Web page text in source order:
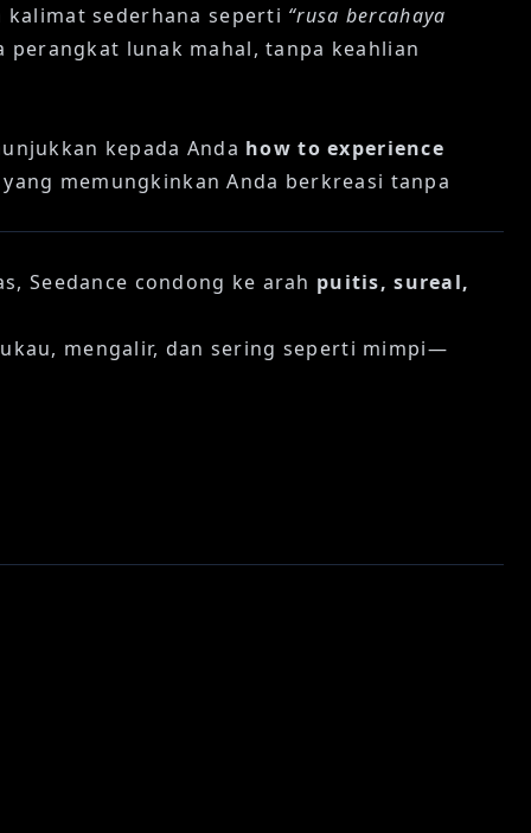
kalimat sederhana seperti “rusa bercahaya
lunak mahal, tanpa keahlian
kepada Anda how to experience
memungkinkan Anda berkreasi tanpa
Seedance condong ke arah puitis, sureal,
mengalir, dan sering seperti mimpi—